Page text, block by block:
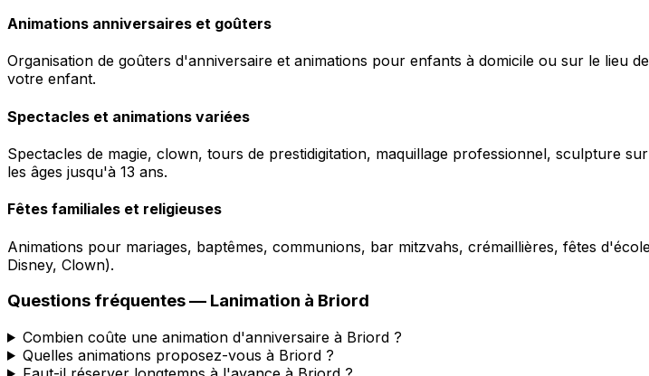
Animations anniversaires et goûters
Organisation de goûters d'anniversaire et animations pour enfants à domicile ou sur le lieu
votre enfant.
Spectacles et animations variées
Spectacles de magie, clown, tours de prestidigitation, maquillage professionnel, sculpture
les âges jusqu'à 13 ans.
Fêtes familiales et religieuses
Animations pour mariages, baptêmes, communions, bar mitzvahs, crémaillières, fêtes
Disney, Clown).
Questions fréquentes — Lanimation à Briord
Combien coûte une animation d'anniversaire à Briord ?
Quelles animations proposez-vous à Briord ?